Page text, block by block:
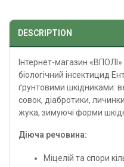
DESCRIPTION
Інтернет-магазин
біологічний інсектицид
ґрунтовими шкідниками:
совок, діабротики,
жука, зимуючі форми
Діюча речовина:
Міцелій та спори